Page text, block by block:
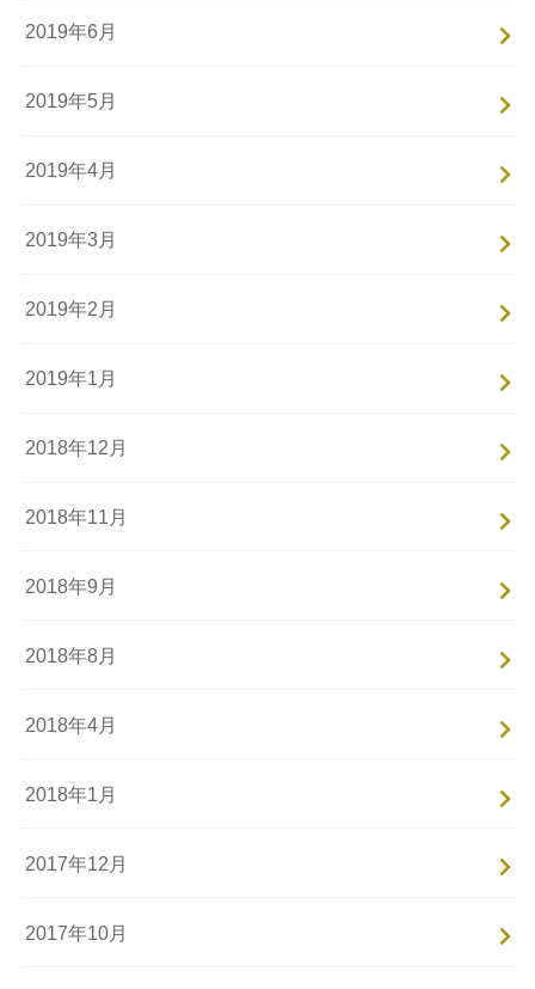
2019年6月
2019年5月
2019年4月
2019年3月
2019年2月
2019年1月
2018年12月
2018年11月
2018年9月
2018年8月
2018年4月
2018年1月
2017年12月
2017年10月